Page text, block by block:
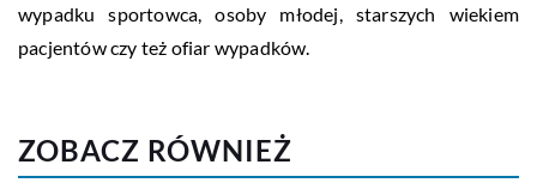
wypadku sportowca, osoby młodej, starszych wiekiem
pacjentów czy też ofiar wypadków.
ZOBACZ RÓWNIEŻ